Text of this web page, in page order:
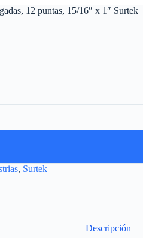
12 puntas, 15/16″ x 1″ Surtek
, Surtek
Descripción